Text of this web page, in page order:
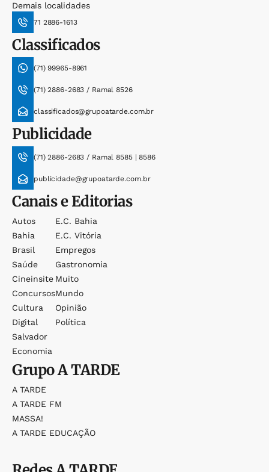
Demais localidades
71 2886-1613
Classificados
(71) 99965-8961
(71) 2886-2683 / Ramal 8526
classificados@grupoatarde.com.br
Publicidade
(71) 2886-2683 / Ramal 8585 | 8586
publicidade@grupoatarde.com.br
Canais e Editorias
Autos
Bahia
Brasil
Saúde
Cineinsite
Concursos
Cultura
Digital
Salvador
Economia
E.c. Bahia
E.c. Vitória
Empregos
Gastronomia
Muito
Mundo
Opinião
Política
GrupoA TARDE
A TARDE
A TARDE FM
MASSA!
A TARDE EDUCAÇÃO